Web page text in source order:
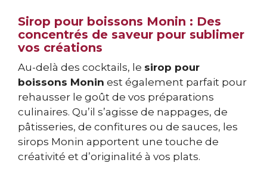
Sirop pour boissons Monin : Des
concentrés de saveur pour sublimer
vos créations
Au-delà des cocktails, le sirop pour
boissons Monin est également parfait pour
rehausser le goût de vos préparations
culinaires. Qu’il s’agisse de nappages, de
pâtisseries, de confitures ou de sauces, les
sirops Monin apportent une touche de
créativité et d’originalité à vos plats.